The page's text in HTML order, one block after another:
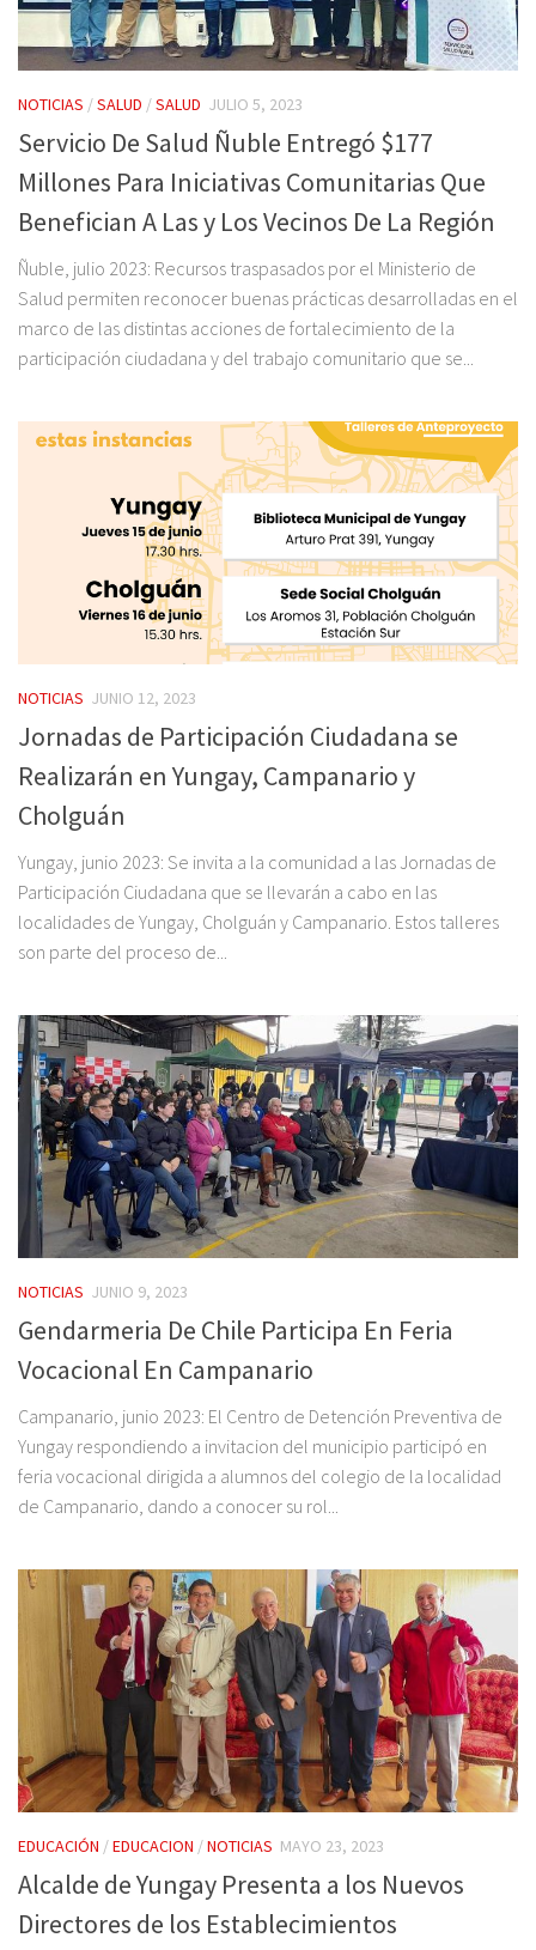
NOTICIAS /SALUD /SALUD JULIO 5, 2023
Servicio De Salud Ñuble Entregó $177
Millones Para Iniciativas Comunitarias Que
Benefician A Las y Los Vecinos De La Región
Ñuble, julio 2023: Recursos traspasados por el Ministerio de
Salud permiten reconocer buenas prácticas desarrolladas en el
marco de las distintas acciones de fortalecimiento de la
participación ciudadana y del trabajo comunitario que se...
NOTICIAS JUNIO 12, 2023
Jornadas de Participación Ciudadana se
Realizarán en Yungay, Campanario y
Cholguán
Yungay, junio 2023: Se invita a la comunidad a las Jornadas de
Participación Ciudadana que se llevarán a cabo en las
localidades de Yungay, Cholguán y Campanario. Estos talleres
son parte del proceso de...
NOTICIAS JUNIO 9, 2023
Gendarmeria De Chile Participa En Feria
Vocacional En Campanario
Campanario, junio 2023: El Centro de Detención Preventiva de
Yungay respondiendo a invitacion del municipio participó en
feria vocacional dirigida a alumnos del colegio de la localidad
de Campanario, dando a conocer su rol...
EDUCACIÓN /EDUCACION /NOTICIAS MAYO 23, 2023
Alcalde de Yungay Presenta a los Nuevos
Directores de los Establecimientos